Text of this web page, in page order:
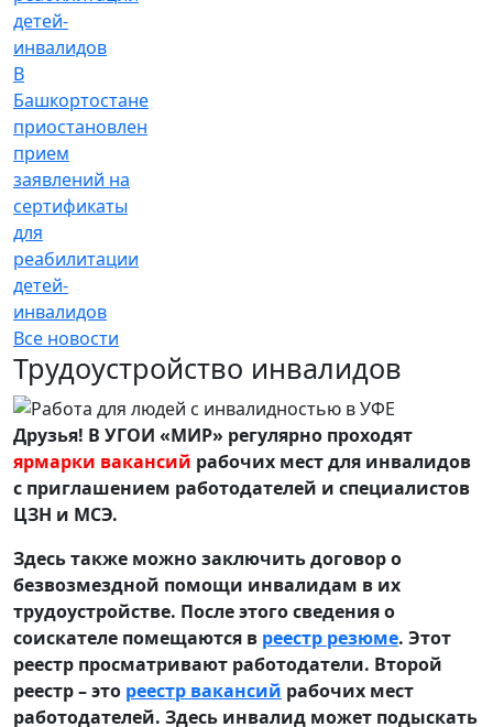
В
Башкортостане
приостановлен
прием
заявлений на
сертификаты
для
реабилитации
детей-
инвалидов
Все новости
Трудоустройство инвалидов
Друзья! В УГОИ «МИР» регулярно проходят
ярмарки вакансий рабочих мест для инвалидов
с приглашением работодателей и специалистов
ЦЗН и МСЭ.
Здесь также можно заключить договор о
безвозмездной помощи инвалидам в их
трудоустройстве. После этого сведения о
соискателе помещаются в реестр резюме. Этот
реестр просматривают работодатели. Второй
реестр – это реестр вакансий рабочих мест
работодателей. Здесь инвалид может подыскать